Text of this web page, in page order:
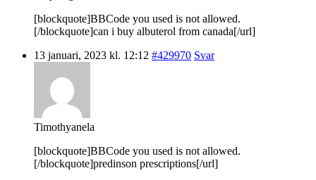
[blockquote]BBCode you used is not allowed.
[/blockquote]can i buy albuterol from canada[/url]
13 januari, 2023 kl. 12:12 #429970 Svar
Timothyanela
[blockquote]BBCode you used is not allowed.
[/blockquote]predinson prescriptions[/url]